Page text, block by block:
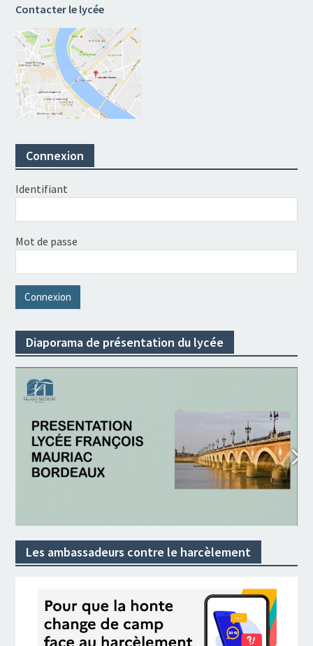
Contacter le lycée
Connexion
Identifiant
Mot de passe
Diaporama de présentation du lycée
Les ambassadeurs contre le harcèlement